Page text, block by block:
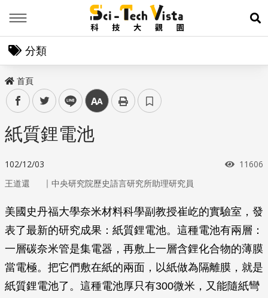
展
分類
首頁
facebooktwitter line 中
紙質鋰電池
102/12/03 瀏覽次
11606
王道還 ｜ 中央研究院歷史語言研究所助理研究員
美國史丹福大學奈米材料科學副教授崔屹的實驗室，發
表了最新的研究成果：紙質鋰電池。這種電池有兩層：
一層碳奈米管是集電器，再敷上一層含鋰化合物的薄膜
當電極。把它們敷在紙的兩面，以紙做為隔離膜，就是
紙質鋰電池了。這種電池厚只有300微米，又能隨紙彎